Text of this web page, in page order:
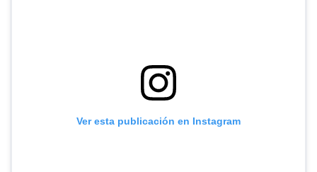
Ver esta publicación en Instagram